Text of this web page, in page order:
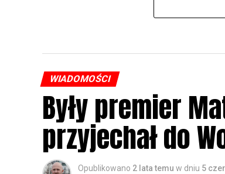
WIADOMOŚCI
Były premier
przyjechał do
Opublikowano 2 lata temu w dniu 5